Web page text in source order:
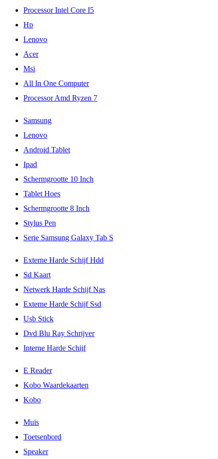
Processor Intel Core I5
Hp
Lenovo
Acer
Msi
All In One Computer
Processor Amd Ryzen 7
Samsung
Lenovo
Android Tablet
Ipad
Schermgrootte 10 Inch
Tablet Hoes
Schermgrootte 8 Inch
Stylus Pen
Serie Samsung Galaxy Tab S
Externe Harde Schijf Hdd
Sd Kaart
Netwerk Harde Schijf Nas
Externe Harde Schijf Ssd
Usb Stick
Dvd Blu Ray Schrijver
Interne Harde Schijf
E Reader
Kobo Waardekaarten
Kobo
Muis
Toetsenbord
Speaker